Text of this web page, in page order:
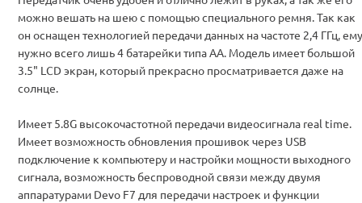
можно вешать на шею с помощью специального ремня. Так как
он оснащен технологией передачи данных на частоте 2,4 ГГц, ему
нужно всего лишь 4 батарейки типа АА. Модель имеет большой
3.5" LСD экран, который прекрасно просматривается даже на
солнце.
Имеет 5.8G высокочастотной передачи видеосигнала real time.
Имеет возможность обновления прошивок через USB
подключение к компьютеру и настройки мощности выходного
сигнала, возможность беспроводной связи между двумя
аппаратурами Devo F7 для передачи настроек и функции